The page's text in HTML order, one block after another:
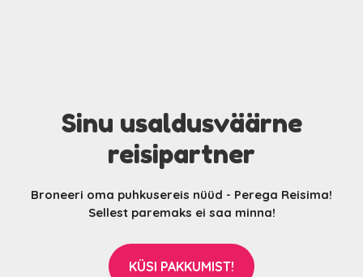
Sinu usaldusväärne
reisipartner
Broneeri oma puhkusereis nüüd - Perega Reisima!
Sellest paremaks ei saa minna!
KÜSI PAKKUMIST!